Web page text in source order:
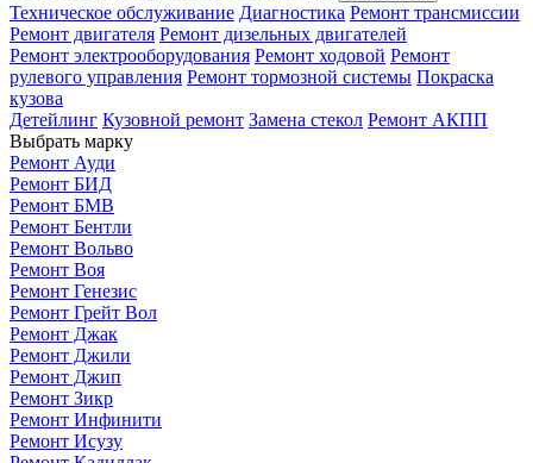
Техническое обслуживание Диагностика Ремонт трансмиссии
Ремонт двигателя Ремонт дизельных двигателей
Ремонт электрооборудования Ремонт ходовой Ремонт
рулевого управления Ремонт тормозной системы Покраска
кузова
Детейлинг Кузовной ремонт Замена стекол Ремонт АКПП
Выбрать марку
Ремонт Ауди
Ремонт БИД
Ремонт БМВ
Ремонт Бентли
Ремонт Вольво
Ремонт Воя
Ремонт Генезис
Ремонт Грейт Вол
Ремонт Джак
Ремонт Джили
Ремонт Джип
Ремонт Зикр
Ремонт Инфинити
Ремонт Исузу